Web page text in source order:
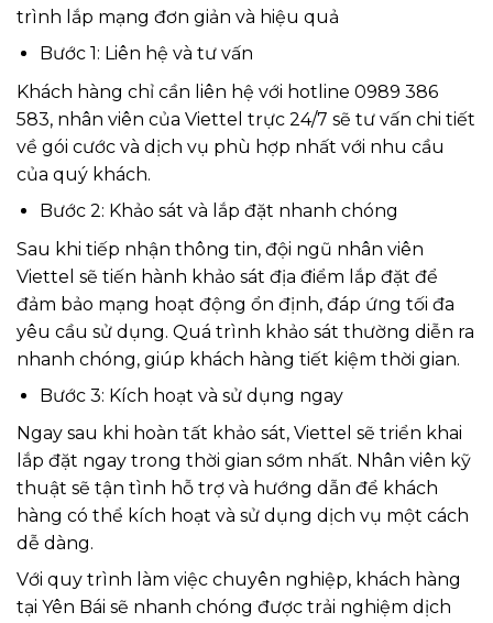
trình lắp mạng đơn giản và hiệu quả
Bước 1: Liên hệ và tư vấn
Khách hàng chỉ cần liên hệ với hotline 0989 386
583, nhân viên của Viettel trực 24/7 sẽ tư vấn chi tiết
về gói cước và dịch vụ phù hợp nhất với nhu cầu
của quý khách.
Bước 2: Khảo sát và lắp đặt nhanh chóng
Sau khi tiếp nhận thông tin, đội ngũ nhân viên
Viettel sẽ tiến hành khảo sát địa điểm lắp đặt để
đảm bảo mạng hoạt động ổn định, đáp ứng tối đa
yêu cầu sử dụng. Quá trình khảo sát thường diễn ra
nhanh chóng, giúp khách hàng tiết kiệm thời gian.
Bước 3: Kích hoạt và sử dụng ngay
Ngay sau khi hoàn tất khảo sát, Viettel sẽ triển khai
lắp đặt ngay trong thời gian sớm nhất. Nhân viên kỹ
thuật sẽ tận tình hỗ trợ và hướng dẫn để khách
hàng có thể kích hoạt và sử dụng dịch vụ một cách
dễ dàng.
Với quy trình làm việc chuyên nghiệp, khách hàng
tại Yên Bái sẽ nhanh chóng được trải nghiệm dịch